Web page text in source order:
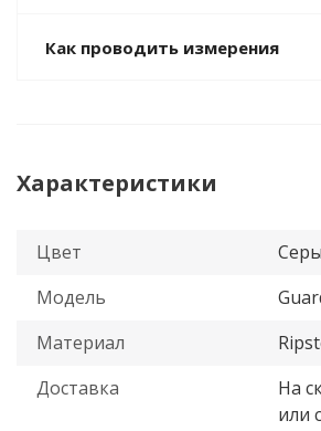
Как проводить измерения
Характеристики
Цвет
Модель
Материал
Доставка
На
или